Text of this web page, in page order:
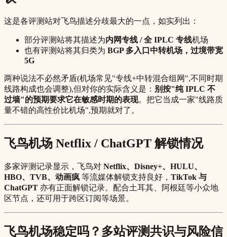
这是各评测站对飞鸟描述分歧最大的一点，如实列出：
部分评测站将其描述为内网专线 / 全 IPLC 专线机场
也有评测站将其归类为 BGP 多入口中转机场，过境带宽
5G
两种说法不必然矛盾(机场常见"专线+中转混合组网",不同时期
线路构成也会调整),但对你的实际含义是： 别按"纯 IPLC 不
过墙"的预期要求它在敏感时期的表现。把它当成一家"线路质
量不错的高性价比机场",预期就对了。
飞鸟机场 Netflix / ChatGPT 解锁情况
多家评测记录显示，飞鸟对 Netflix、Disney+、HULU、
HBO、TVB、动画疯 等流媒体解锁支持良好， TikTok 与
ChatGPT 亦有正面解锁记录。配合土耳其、阿根廷等小众地
区节点，还可用于跨区订阅等场景。
飞鸟机场稳定吗？多站评测共识与风险信